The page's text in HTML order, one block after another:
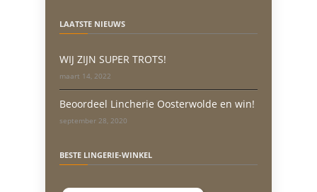
LAATSTE NIEUWS
WIJ ZIJN SUPER TROTS!
maart 14, 2022
Beoordeel Lincherie Oosterwolde en win!
september 28, 2020
BESTE LINGERIE-WINKEL